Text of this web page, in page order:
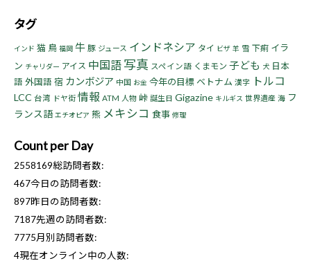
タグ
インド 猫 鳥 福岡 牛 豚 ジュース インドネシア タイ ビザ 羊 雪 下痢 イラ
ン チャリダー アイス 中国語 写真 スペイン語 くまモン 子ども 犬 日本
語 外国語 宿 カンボジア 中国 お金 今年の目標 ベトナム 漢字 トルコ
LCC 台湾 ドヤ街 情報 ATM 人物 峠 誕生日 Gigazine キルギス 世界遺産 海 フ
ランス語 エチオピア 熊 メキシコ 食事 修理
Count per Day
2558169総訪問者数:
467今日の訪問者数:
897昨日の訪問者数:
7187先週の訪問者数:
7775月別訪問者数:
4現在オンライン中の人数: